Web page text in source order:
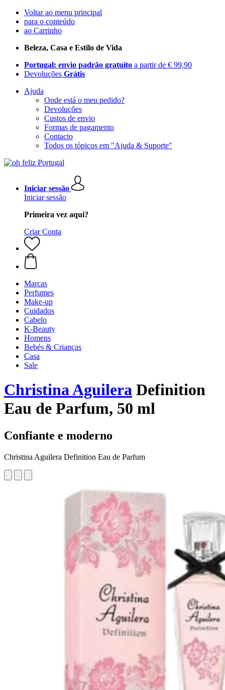
Voltar ao menu principal
para o conteúdo
ao Carrinho
Beleza, Casa e Estilo de Vida
Portugal: envio padrão gratuito a partir de € 99,90
Devoluções Grátis
Ajuda
Onde está o meu pedido?
Devoluções
Custos de envio
Formas de pagamento
Contacto
Todos os tópicos em "Ajuda & Suporte"
Iniciar sessão
Iniciar sessão
Primeira vez aqui?
Criar Conta
Marcas
Perfumes
Make-up
Cuidados
Cabelo
K-Beauty
Homens
Bebés & Crianças
Casa
Sale
Christina Aguilera Definition
Eau de Parfum, 50 ml
Confiante e moderno
Christina Aguilera Definition Eau de Parfum